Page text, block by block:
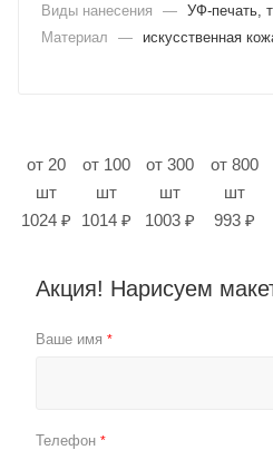
Виды нанесения
— УФ-печать,
Материал
— искусственная
от 20
шт
1024 ₽
от 100
шт
1014 ₽
от 300
шт
1003 ₽
от 800
шт
993 ₽
Акция! Нарисуем
Ваше имя *
Телефон *